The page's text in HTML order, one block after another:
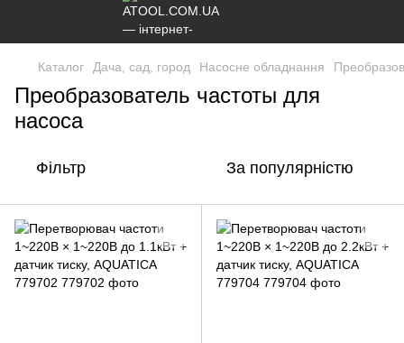
Каталог Дача, сад, город Насосне обладнання
Преобразователь частоты для
насоса
Фільтр За популярністю